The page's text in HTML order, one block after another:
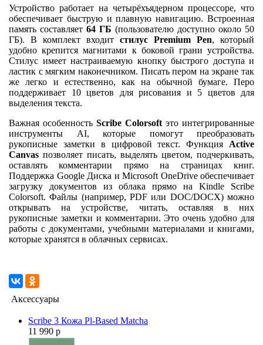
Устройство работает на четырёхъядерном процессоре, что
обеспечивает быструю и плавную навигацию. Встроенная
память составляет 64 ГБ (пользователю доступно около 50
ГБ). В комплект входит стилус Premium Pen, который
удобно крепится магнитами к боковой грани устройства.
Стилус имеет настраиваемую кнопку быстрого доступа и
ластик с мягким наконечником. Писать пером на экране так
же легко и естественно, как на обычной бумаге. Перо
поддерживает 10 цветов для рисования и 5 цветов для
выделения текста.
Важная особенность Scribe Colorsoft это интегрированные
инструменты AI, которые помогут преобразовать
рукописные заметки в цифровой текст. Функция Active
Canvas позволяет писать, выделять цветом, подчеркивать,
оставлять комментарии прямо на страницах книг.
Поддержка Google Диска и Microsoft OneDrive обеспечивает
загрузку документов из облака прямо на Kindle Scribe
Colorsoft. Файлы (например, PDF или DOC/DOCX) можно
открывать на устройстве, читать, оставляя в них
рукописные заметки и комментарии. Это очень удобно для
работы с документами, учебными материалами и книгами,
которые хранятся в облачных сервисах.
Аксессуары
Scribe 3 Кожа Pl-Based Matcha
11 990 р